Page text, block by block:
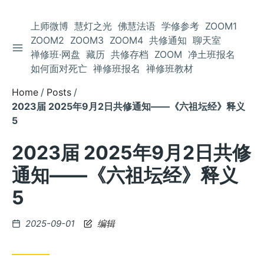
Skip
TOGGLE SIDEBAR
上师微博 慧灯之光 佛慧法语 学修参考 ZOOM1
ZOOM2 ZOOM3 ZOOM4 共修通知 聊天室
禅修班·网盘 藏历 共修存档 ZOOM 净土班报名
如何面对死亡 禅修班报名 禅修班教材
Home
Posts
2023届 2025年9月2日共修通知——《六祖坛经》释义
5
2023届 2025年9月2日共修
通知——《六祖坛经》释义
5
Posted
2025-09-01 编辑